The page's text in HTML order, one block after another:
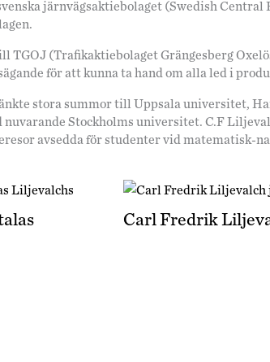
järnvägsaktiebolaget (Swedish
TGOJ (Trafikaktiebolaget Grängesberg
för att kunna ta hand om alla led i
stora summor till Uppsala universitet,
nuvarande Stockholms universitet. C.F
avsedda för studenter vid matematisk-
Carl Fredrik